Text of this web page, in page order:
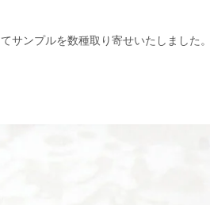
サンプルを数種取り寄せいたしました